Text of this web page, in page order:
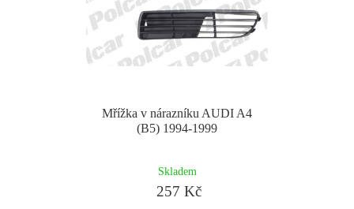
Mřížka v nárazníku AUDI A4
(B5) 1994-1999
Skladem
257 Kč